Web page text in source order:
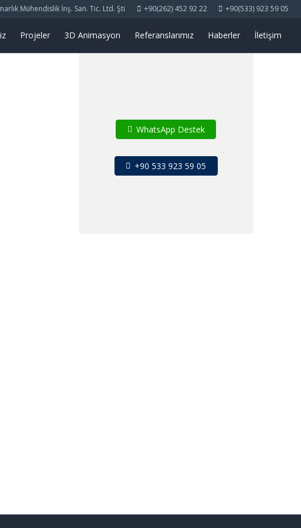
Mühendislik İnş. San. Tic. Ltd. Şti +90(262) 452 92 22 +90(533) 923 59 05
Projeler 3D Animasyon Referanslarımız Haberler İletişim
WhatsApp Destek
+90 533 923 59 05